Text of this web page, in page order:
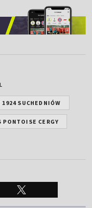
SUCHEDNIÓW
PONTOISE CERGY